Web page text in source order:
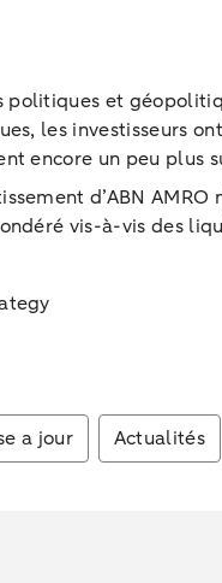
et
les investisseurs
encore un peu
d’ABN
vis-à-vis des
a jour Actualités